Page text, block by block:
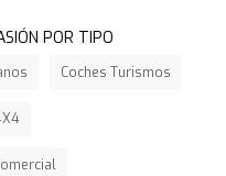
POR TIPO
Coches Turismos